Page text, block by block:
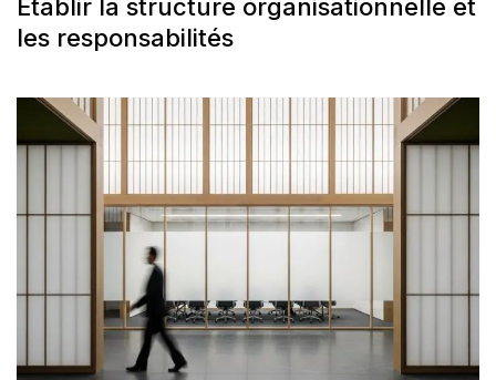
Établir la structure organisationnelle et
les responsabilités